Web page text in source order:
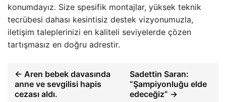
konumdayız. Size spesifik montajlar, yüksek teknik
tecrübesi dahası kesintisiz destek vizyonumuzla,
iletişim taleplerinizi en kaliteli seviyelerde çözen
tartışmasız en doğru adrestir.
← Aren bebek davasında
anne ve sevgilisi hapis
cezası aldı.
Sadettin Saran:
“Şampiyonluğu elde
edeceğiz” →